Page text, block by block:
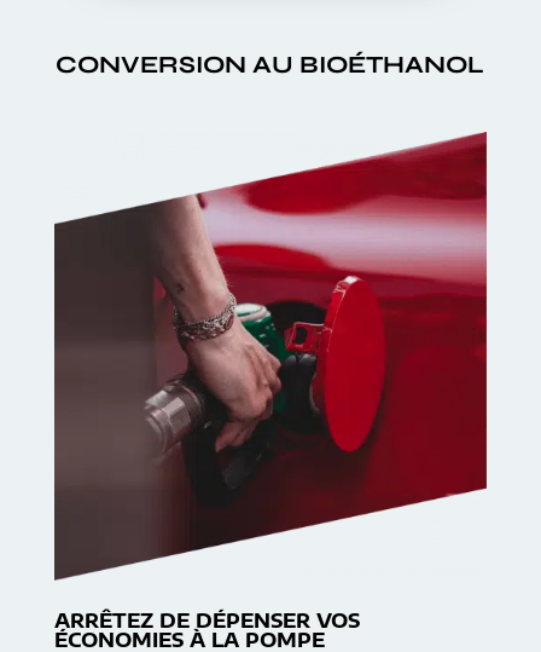
CONVERSION AU BIOÉTHANOL
ARRÊTEZ DE DÉPENSER VOS
ÉCONOMIES À LA POMPE